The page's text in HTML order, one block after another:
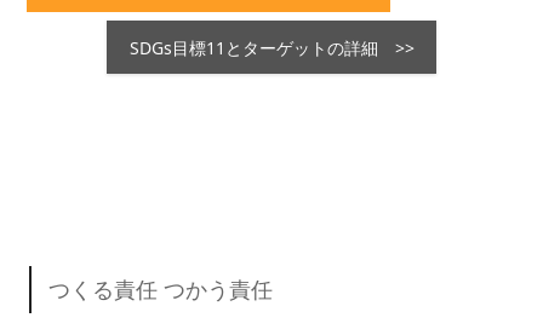
SDGs目標11とターゲットの詳細 >>
つくる責任 つかう責任